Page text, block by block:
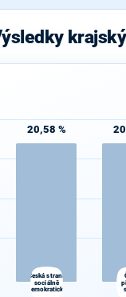
20,58 %
Česká strana
sociálně
demokratická